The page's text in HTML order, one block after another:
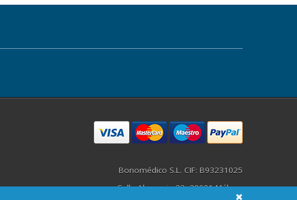
Bonomédico S.L. CIF: B93231025
Calle Alemania 23, 29001 Málaga